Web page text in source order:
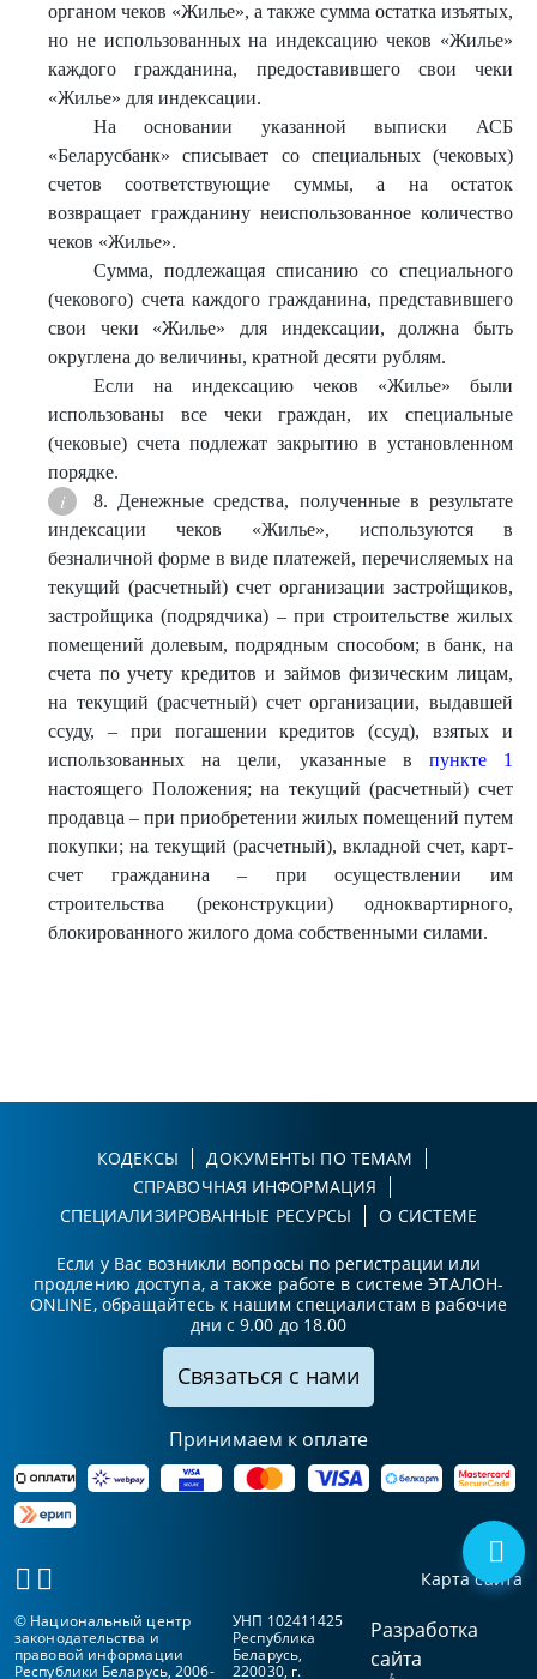
органом чеков «Жилье», а также сумма остатка изъятых,
но не использованных на индексацию чеков «Жилье»
каждого гражданина, предоставившего свои чеки
«Жилье» для индексации.
На основании указанной выписки АСБ
«Беларусбанк» списывает со специальных (чековых)
счетов соответствующие суммы, а на остаток
возвращает гражданину неиспользованное количество
чеков «Жилье».
Сумма, подлежащая списанию со специального
(чекового) счета каждого гражданина, представившего
свои чеки «Жилье» для индексации, должна быть
округлена до величины, кратной десяти рублям.
Если на индексацию чеков «Жилье» были
использованы все чеки граждан, их специальные
(чековые) счета подлежат закрытию в установленном
порядке.
8. Денежные средства, полученные в результате
индексации чеков «Жилье», используются в
безналичной форме в виде платежей, перечисляемых на
текущий (расчетный) счет организации застройщиков,
застройщика (подрядчика) – при строительстве жилых
помещений долевым, подрядным способом; в банк, на
счета по учету кредитов и займов физическим лицам,
на текущий (расчетный) счет организации, выдавшей
ссуду, – при погашении кредитов (ссуд), взятых и
использованных на цели, указанные в пункте 1
настоящего Положения; на текущий (расчетный) счет
продавца – при приобретении жилых помещений путем
покупки; на текущий (расчетный), вкладной счет, карт-
счет гражданина – при осуществлении им
строительства (реконструкции) одноквартирного,
блокированного жилого дома собственными силами.
КОДЕКСЫ
ДОКУМЕНТЫ ПО ТЕМАМ
СПРАВОЧНАЯ ИНФОРМАЦИЯ
СПЕЦИАЛИЗИРОВАННЫЕ РЕСУРСЫ
О СИСТЕМЕ
Если у Вас возникли вопросы по регистрации или
продлению доступа, а также работе в системе ЭТАЛОН-
ONLINE, обращайтесь к нашим специалистам в рабочие
дни с 9.00 до 18.00
Связаться с нами
Принимаем к оплате
Карта сайта
© Национальный центр
законодательства и
правовой информации
Республики Беларусь, 2006-
УНП 102411425
Республика
Беларусь,
220030, г.
Разработка
сайта